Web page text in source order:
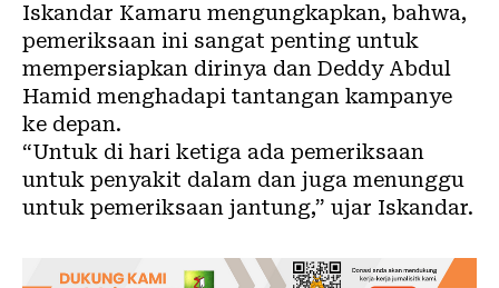
Iskandar Kamaru mengungkapkan, bahwa,
pemeriksaan ini sangat penting untuk
mempersiapkan dirinya dan Deddy Abdul
Hamid menghadapi tantangan kampanye
ke depan.
“Untuk di hari ketiga ada pemeriksaan
untuk penyakit dalam dan juga menunggu
untuk pemeriksaan jantung,” ujar Iskandar.